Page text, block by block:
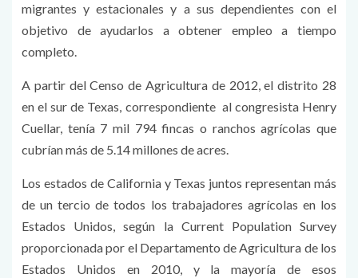
migrantes y estacionales y a sus dependientes con el
objetivo de ayudarlos a obtener empleo a tiempo
completo.
A partir del Censo de Agricultura de 2012, el distrito 28
en el sur de Texas, correspondiente al congresista Henry
Cuellar, tenía 7 mil 794 fincas o ranchos agrícolas que
cubrían más de 5.14 millones de acres.
Los estados de California y Texas juntos representan más
de un tercio de todos los trabajadores agrícolas en los
Estados Unidos, según la Current Population Survey
proporcionada por el Departamento de Agricultura de los
Estados Unidos en 2010, y la mayoría de esos